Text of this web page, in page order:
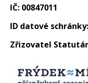
IČ: 00847011
ID datové
Zřizovatel